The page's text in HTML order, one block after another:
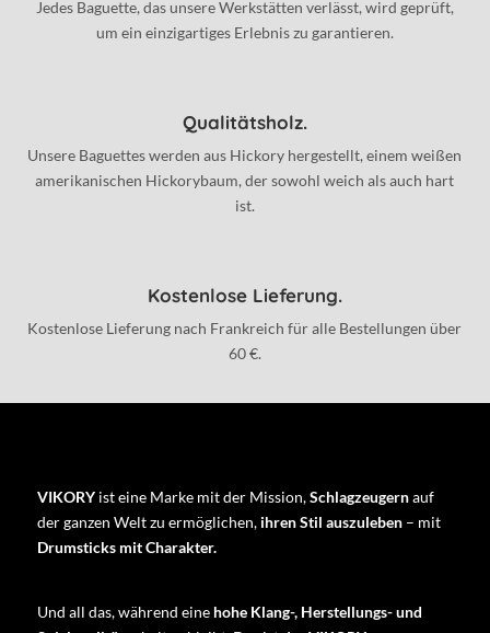
Jedes Baguette, das unsere Werkstätten verlässt, wird geprüft,
um ein einzigartiges Erlebnis zu garantieren.
Qualitätsholz.
Unsere Baguettes werden aus Hickory hergestellt, einem weißen
amerikanischen Hickorybaum, der sowohl weich als auch hart
ist.
Kostenlose Lieferung.
Kostenlose Lieferung nach Frankreich für alle Bestellungen über
60 €.
VIKORY ist eine Marke mit der Mission,Schlagzeugernauf
der ganzen Welt zu ermöglichen, ihren Stil auszuleben – mit
Drumsticks mit Charakter.
Und all das, während eine hohe Klang-, Herstellungs- und